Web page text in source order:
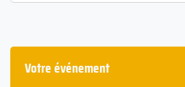
Votre événement